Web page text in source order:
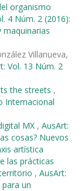
organismo
4 Núm. 2 (2016):
maquinarias
Villanueva,
Vol. 13 Núm. 2
the streets ,
Internacional
MX , AusArt:
cosas? Nuevos
artística
las prácticas
, AusArt:
un